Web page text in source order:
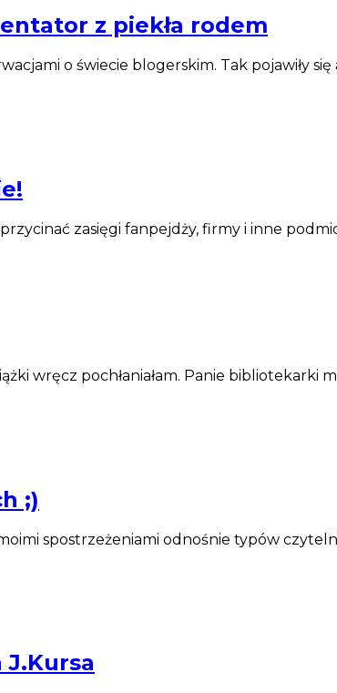
z piekła rodem
o świecie blogerskim. Tak pojawiły
zasięgi fanpejdży, firmy i inne
wręcz pochłaniałam. Panie bibliotekarki
;)
spostrzeżeniami odnośnie typów
J.Kursa